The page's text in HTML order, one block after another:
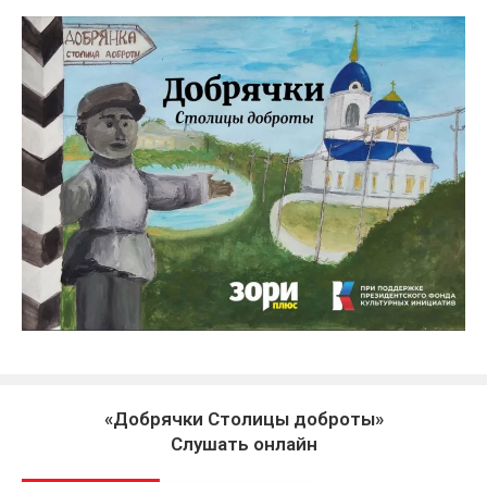
«Добрячки Столицы доброты»
Слушать онлайн